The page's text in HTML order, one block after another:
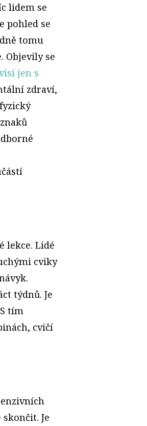
lidem se
pohled se
tomu
Objevily se
jen s
zdraví,
lekce. Lidé
cviky
týdnů. Je
tím
cvičí
Je